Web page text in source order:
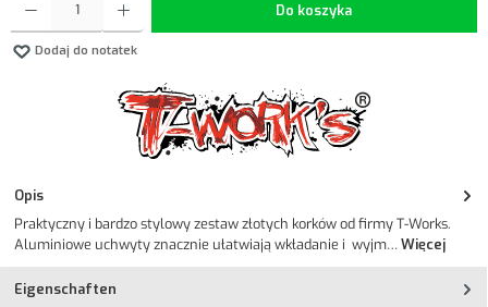
Do koszyka
Dodaj do notatek
Opis
Praktyczny i bardzo stylowy zestaw złotych korków od firmy T-Works.
Aluminiowe uchwyty znacznie ułatwiają wkładanie i wyjm…Więcej
Eigenschaften